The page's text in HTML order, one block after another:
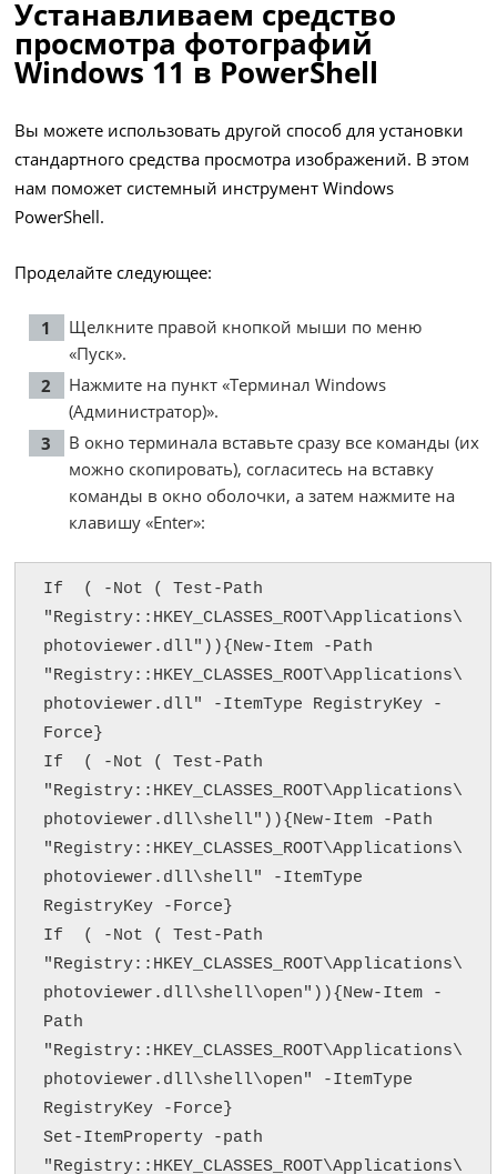
Устанавливаем средство
просмотра фотографий
Windows 11 в PowerShell
Вы можете использовать другой способ для установки
стандартного средства просмотра изображений. В этом
нам поможет системный инструмент Windows
PowerShell.
Проделайте следующее:
Щелкните правой кнопкой мыши по меню
«Пуск».
Нажмите на пункт «Терминал Windows
(Администратор)».
В окно терминала вставьте сразу все команды (их
можно скопировать), согласитесь на вставку
команды в окно оболочки, а затем нажмите на
клавишу «Enter»:
If  ( -Not ( Test-Path
"Registry::HKEY_CLASSES_ROOT\Applications\
photoviewer.dll")){New-Item -Path
"Registry::HKEY_CLASSES_ROOT\Applications\
photoviewer.dll" -ItemType RegistryKey -
Force}
If  ( -Not ( Test-Path
"Registry::HKEY_CLASSES_ROOT\Applications\
photoviewer.dll\shell")){New-Item -Path
"Registry::HKEY_CLASSES_ROOT\Applications\
photoviewer.dll\shell" -ItemType
RegistryKey -Force}
If  ( -Not ( Test-Path
"Registry::HKEY_CLASSES_ROOT\Applications\
photoviewer.dll\shell\open")){New-Item -
Path
"Registry::HKEY_CLASSES_ROOT\Applications\
photoviewer.dll\shell\open" -ItemType
RegistryKey -Force}
Set-ItemProperty -path
"Registry::HKEY_CLASSES_ROOT\Applications\